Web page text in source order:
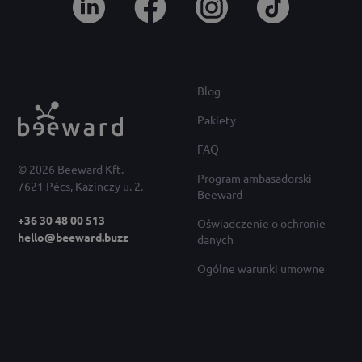
© 2026 Beeward Kft.
7621 Pécs, Kazinczy u. 2.
+36 30 48 00 513
hello@beeward.buzz
Blog
Pakiety
FAQ
Program ambasadorski
Beeward
Oświadczenie o ochronie
danych
Ogólne warunki umowne